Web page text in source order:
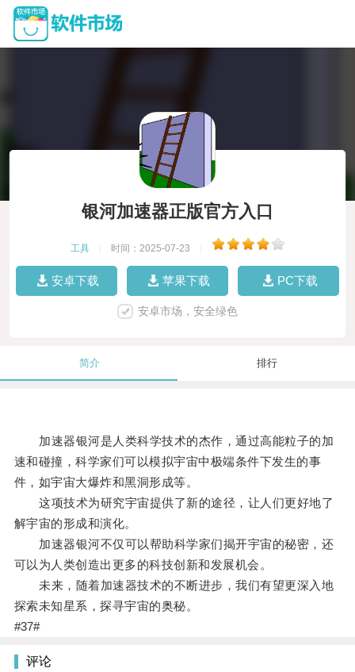
银河加速器正版官方入口
工具 时间：2025-07-23
安卓下载 苹果下载 PC下载
安卓市场，安全绿色
简介 排行
加速器银河是人类科学技术的杰作，通过高能粒子的加
速和碰撞，科学家们可以模拟宇宙中极端条件下发生的事
件，如宇宙大爆炸和黑洞形成等。
这项技术为研究宇宙提供了新的途径，让人们更好地了
解宇宙的形成和演化。
加速器银河不仅可以帮助科学家们揭开宇宙的秘密，还
可以为人类创造出更多的科技创新和发展机会。
未来，随着加速器技术的不断进步，我们有望更深入地
探索未知星系，探寻宇宙的奥秘。
#37#
评论